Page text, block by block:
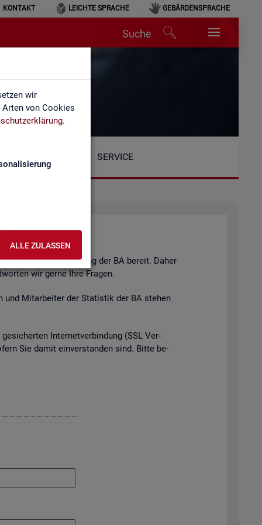
wir
von Cookies
.
ALLE ZULASSEN
KONTAKT LEICHTE SPRACHE GEBÄRDENSPRACHE
Suche
SERVICE
der BA be­reit. Daher
wir gerne Ihre Fra­gen.
und Mit­ar­bei­ter der Sta­tis­tik der BA ste­hen
In­ter­net­ver­bin­dung (SSL Ver­
Sie damit ein­ver­stan­den sind. Bitte be­